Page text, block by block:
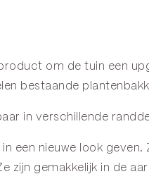
om de tuin een
bestaande
in verschillende
een nieuwe look
zijn gemakkelijk in de